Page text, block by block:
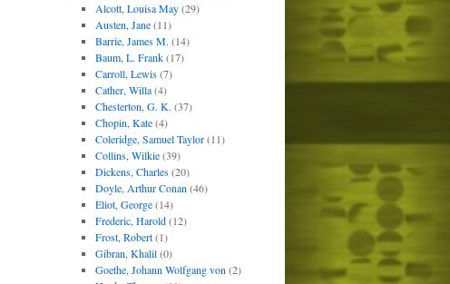
Alcott, Louisa May(29)
Austen, Jane(11)
Barrie, James M. (14)
Baum, L. Frank(17)
Carroll, Lewis(7)
Cather, Willa(4)
Chesterton, G. K. (37)
Chopin, Kate(4)
Coleridge, Samuel Taylor(11)
Collins, Wilkie(39)
Dickens, Charles(20)
Doyle, Arthur Conan (46)
Eliot, George(14)
Frederic, Harold(12)
Frost, Robert(1)
Gibran, Khalil(0)
Goethe, Johann Wolfgang von (2)